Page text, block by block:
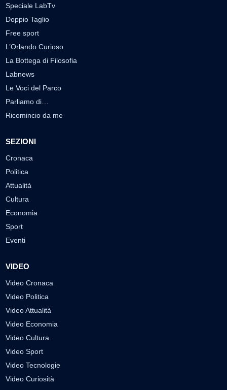
Speciale LabTv
Doppio Taglio
Free sport
L’Orlando Curioso
La Bottega di Filosofia
Labnews
Le Voci del Parco
Parliamo di…
Ricomincio da me
SEZIONI
Cronaca
Politica
Attualità
Cultura
Economia
Sport
Eventi
VIDEO
Video Cronaca
Video Politica
Video Attualità
Video Economia
Video Cultura
Video Sport
Video Tecnologie
Video Curiosità